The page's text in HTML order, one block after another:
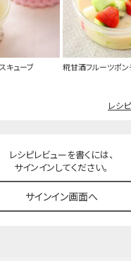
キューブ 糀甘酒フルーツポン
レシ
レシピレビューを書くには、
サインインしてください。
サインイン画面へ